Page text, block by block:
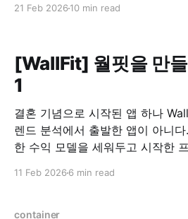
21 Feb 2026 10 min read
[WallFit] 월핏을 만
1
결혼 기념으로 시작된 앱 하나 WallFit은 시장 조사나 트
렌드 분석에서 출발한 앱이 아니
한 수익 모델을 세워두고 시작한 프
화면에 배치해
11 Feb 2026 6 min read
container